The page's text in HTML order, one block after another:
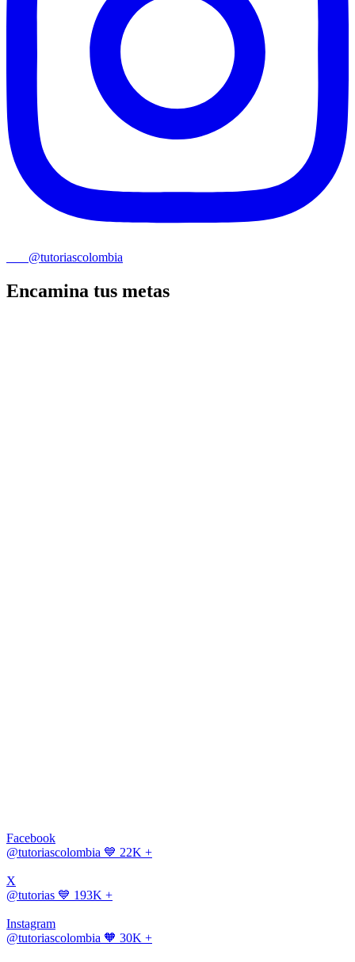
@tutoriascolombia
Encamina tus metas
Facebook
@tutoriascolombia 💙 22K +
X
@tutorias 💙 193K +
Instagram
@tutoriascolombia 🧡 30K +